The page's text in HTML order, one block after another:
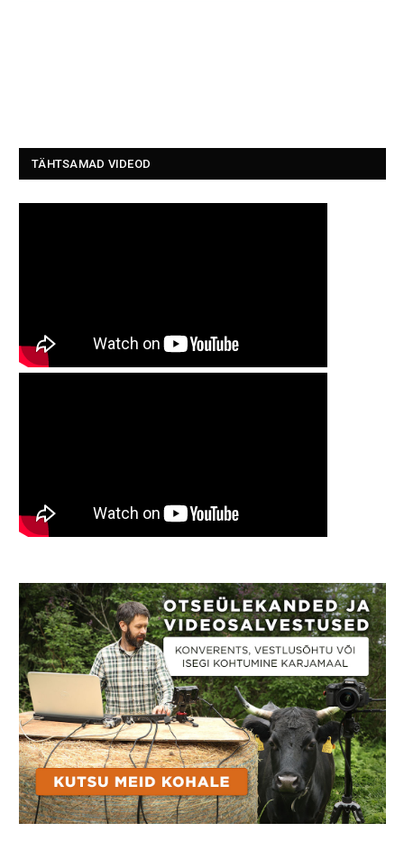
TÄHTSAMAD VIDEOD